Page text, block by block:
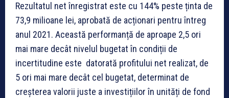
Rezultatul net înregistrat este cu 144% peste ținta de
73,9 milioane lei, aprobată de acționari pentru întreg
anul 2021. Această performanță de aproape 2,5 ori
mai mare decât nivelul bugetat în condiții de
incertitudine este datorată profitului net realizat, de
5 ori mai mare decât cel bugetat, determinat de
creșterea valorii juste a investițiilor în unități de fond